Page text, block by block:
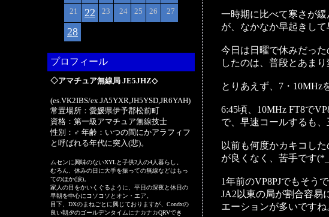
21
22 23 24 25 26 27
28
プロフィール
◇アマチュア無線局 JE5JHZ◇
(es.VK2IBS/ex.JA5YXR,JH5YSD,JR6YAH)
常置場所：愛媛県伊予郡松前町
資格：第一級アマチュア無線技士
性別：♂ 年齢：いつの間にかアラフィフ
と呼ばれる年代に突入(悲)。
ムセンに興味のないXYLと子供2人の4人暮らし。
むろん、休みの日に大手を振っての無線などはもっ
てのほか(涙)。
家人の目をかいくぐるように、平日の深夜と休日の
早朝を中心にコソコソとオン・エア。
目下、DXのまねごとに興じておりますが、Condxの
良い朝夕のゴールデンタイムにナカナカQRVでき
一時期に比べて寒さが
が、なかなか早起きして
今日は日曜で休みだっ
したのは、普段とあまり
とりあえず、7・10MHz
6:45頃、10MHz FT8で
で、早速コールするも、
以前も何度かカキコし
が良くなく、苦手です
1年前のVP8PJでもそう
JA2以東の局が割合容易
エーションが多いですね